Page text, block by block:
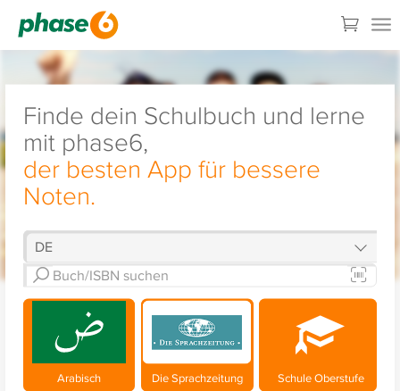
Finde dein Schulbuch und lerne
mit phase6,
der besten App für bessere
Noten.
Arabisch Die Sprachzeitung Schule Oberstufe